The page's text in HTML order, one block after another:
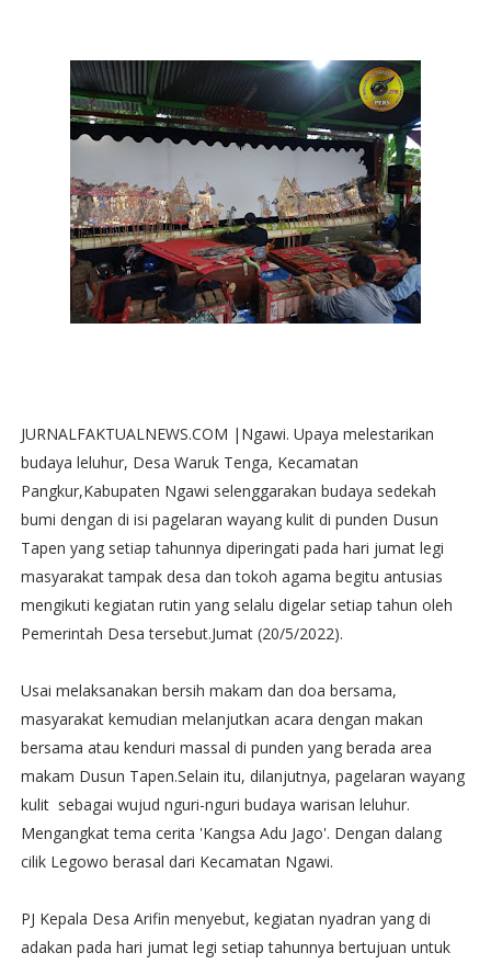
JURNALFAKTUALNEWS.COM |Ngawi. Upaya melestarikan
budaya leluhur, Desa Waruk Tenga, Kecamatan
Pangkur,Kabupaten Ngawi selenggarakan budaya sedekah
bumi dengan di isi pagelaran wayang kulit di punden Dusun
Tapen yang setiap tahunnya diperingati pada hari jumat legi
masyarakat tampak desa dan tokoh agama begitu antusias
mengikuti kegiatan rutin yang selalu digelar setiap tahun oleh
Pemerintah Desa tersebut.Jumat (20/5/2022).
Usai melaksanakan bersih makam dan doa bersama,
masyarakat kemudian melanjutkan acara dengan makan
bersama atau kenduri massal di punden yang berada area
makam Dusun Tapen.Selain itu, dilanjutnya, pagelaran wayang
kulit sebagai wujud nguri-nguri budaya warisan leluhur.
Mengangkat tema cerita 'Kangsa Adu Jago'. Dengan dalang
cilik Legowo berasal dari Kecamatan Ngawi.
PJ Kepala Desa Arifin menyebut, kegiatan nyadran yang di
adakan pada hari jumat legi setiap tahunnya bertujuan untuk